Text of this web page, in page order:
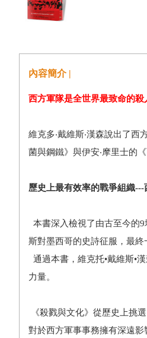
內容簡介 |
西方軍隊是全世界最致命的殺
維克多‧戴維斯‧漢森說出了
菌與鋼鐵》與伊安‧摩里士的
歷史上最有效率的戰爭組織
本書深入檢視了由古至今的
斯對墨西哥的史詩征服，最終
通過本書，維克托•戴維斯•
力量。
《殺戮與文化》從歷史上挑
對於西方軍事事務擁有深遠